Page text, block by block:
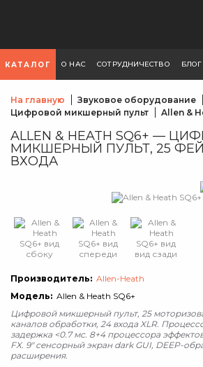
КАТАЛОГ О НАС СОТРУДНИЧЕСТВО БЛОГ
На главную Звуковое оборудование
Цифровой микшерный пульт
Allen &
ALLEN & HEATH SQ6+ —
МИКШЕРНЫЙ ПУЛЬТ, 25
ВХОДА
Производитель: Allen-Heath
Модель: Allen & Heath SQ6+
Цифровой микшерный пульт, 25
каналов обработки, 24 входа XLR.
задержка <0.7 мс. 8+4 процессора
FX. 9" сенсорный экран dark GUI, DEEP-
расширения.